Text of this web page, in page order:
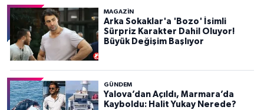
MAGAZİN
Arka Sokaklar'a 'Bozo' İsimli
Sürpriz Karakter Dahil Oluyor!
Büyük Değişim Başlıyor
GÜNDEM
Yalova’dan Açıldı, Marmara’da
Kayboldu: Halit Yukay Nerede?